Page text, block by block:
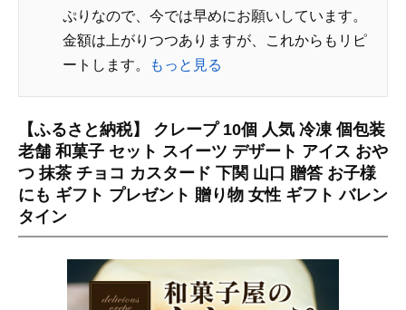
ぷりなので、今では早めにお願いしています。
金額は上がりつつありますが、これからもリピ
ートします。
もっと見る
【ふるさと納税】 クレープ 10個 人気 冷凍 個包装
老舗 和菓子 セット スイーツ デザート アイス おや
つ 抹茶 チョコ カスタード 下関 山口 贈答 お子様
にも ギフト プレゼント 贈り物 女性 ギフト バレン
タイン